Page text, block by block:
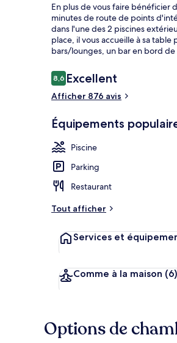
En plus de vous faire bénéficier
minutes de route de points
dans l'une des 2 piscines
place, il vous accueille à sa
bars/lounges, un bar en bord
Avis
voyageurs
8,68,6 sur 10
Excellent
Afficher 876 avis
Équipements
Piscine
Parking
Restaurant
Tout afficher
Services et
Comme à la maison (6)
Options de